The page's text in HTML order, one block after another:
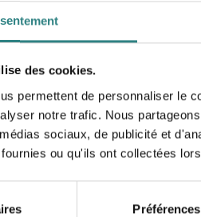
des cookies.
permettent de personnaliser le
notre trafic. Nous
sociaux, de publicité et
ou qu'ils ont collectées
Préférences